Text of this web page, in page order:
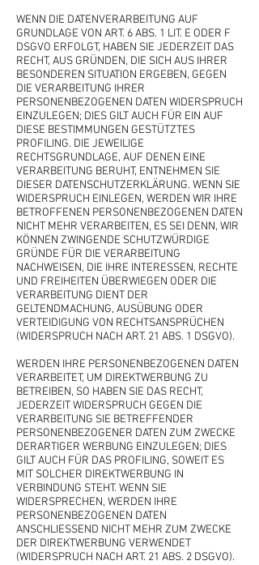
WENN DIE DATENVERARBEITUNG AUF
GRUNDLAGE VON ART. 6 ABS. 1 LIT. E ODER F
DSGVO ERFOLGT, HABEN SIE JEDERZEIT DAS
RECHT, AUS GRÜNDEN, DIE SICH AUS IHRER
BESONDEREN SITUATION ERGEBEN, GEGEN
DIE VERARBEITUNG IHRER
PERSONENBEZOGENEN DATEN WIDERSPRUCH
EINZULEGEN; DIES GILT AUCH FÜR EIN AUF
DIESE BESTIMMUNGEN GESTÜTZTES
PROFILING. DIE JEWEILIGE
RECHTSGRUNDLAGE, AUF DENEN EINE
VERARBEITUNG BERUHT, ENTNEHMEN SIE
DIESER DATENSCHUTZERKLÄRUNG. WENN SIE
WIDERSPRUCH EINLEGEN, WERDEN WIR IHRE
BETROFFENEN PERSONENBEZOGENEN DATEN
NICHT MEHR VERARBEITEN, ES SEI DENN, WIR
KÖNNEN ZWINGENDE SCHUTZWÜRDIGE
GRÜNDE FÜR DIE VERARBEITUNG
NACHWEISEN, DIE IHRE INTERESSEN, RECHTE
UND FREIHEITEN ÜBERWIEGEN ODER DIE
VERARBEITUNG DIENT DER
GELTENDMACHUNG, AUSÜBUNG ODER
VERTEIDIGUNG VON RECHTSANSPRÜCHEN
(WIDERSPRUCH NACH ART. 21 ABS. 1 DSGVO).
WERDEN IHRE PERSONENBEZOGENEN DATEN
VERARBEITET, UM DIREKTWERBUNG ZU
BETREIBEN, SO HABEN SIE DAS RECHT,
JEDERZEIT WIDERSPRUCH GEGEN DIE
VERARBEITUNG SIE BETREFFENDER
PERSONENBEZOGENER DATEN ZUM ZWECKE
DERARTIGER WERBUNG EINZULEGEN; DIES
GILT AUCH FÜR DAS PROFILING, SOWEIT ES
MIT SOLCHER DIREKTWERBUNG IN
VERBINDUNG STEHT. WENN SIE
WIDERSPRECHEN, WERDEN IHRE
PERSONENBEZOGENEN DATEN
ANSCHLIESSEND NICHT MEHR ZUM ZWECKE
DER DIREKTWERBUNG VERWENDET
(WIDERSPRUCH NACH ART. 21 ABS. 2 DSGVO).